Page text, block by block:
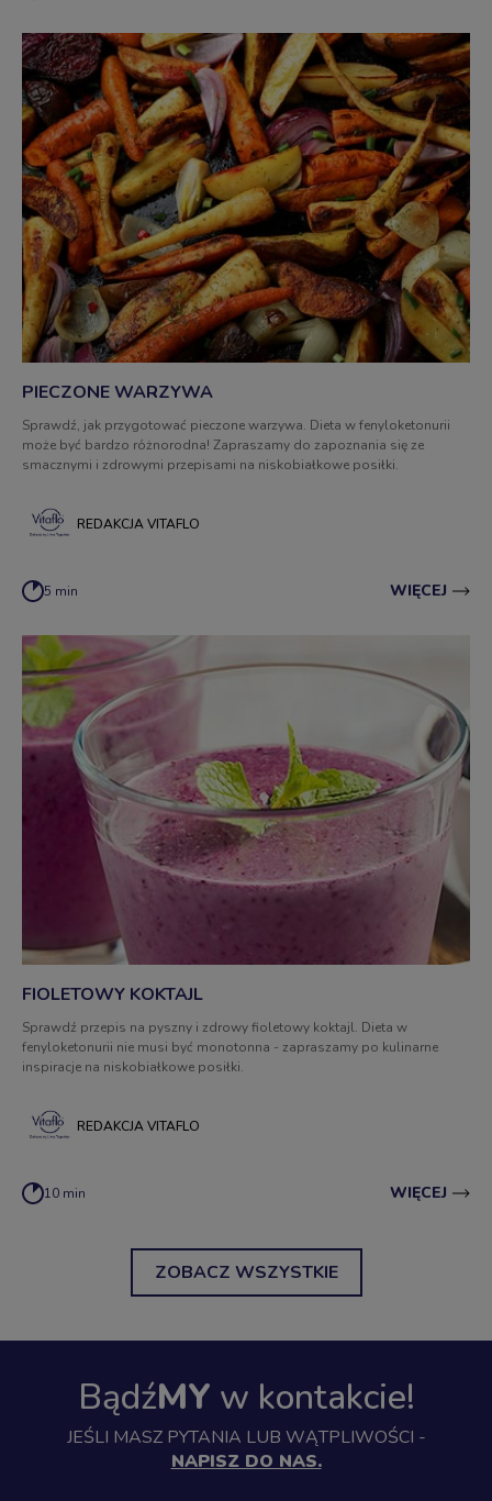
PIECZONE WARZYWA
Sprawdź, jak przygotować pieczone warzywa. Dieta w fenyloketonurii
może być bardzo różnorodna! Zapraszamy do zapoznania się ze
smacznymi i zdrowymi przepisami na niskobiałkowe posiłki.
REDAKCJA VITAFLO
5 min WIĘCEJ
FIOLETOWY KOKTAJL
Sprawdź przepis na pyszny i zdrowy fioletowy koktajl. Dieta w
fenyloketonurii nie musi być monotonna - zapraszamy po kulinarne
inspiracje na niskobiałkowe posiłki.
REDAKCJA VITAFLO
10 min WIĘCEJ
ZOBACZ WSZYSTKIE
BądźMY w kontakcie!
JEŚLI MASZ PYTANIA LUB WĄTPLIWOŚCI -
NAPISZ DO NAS.